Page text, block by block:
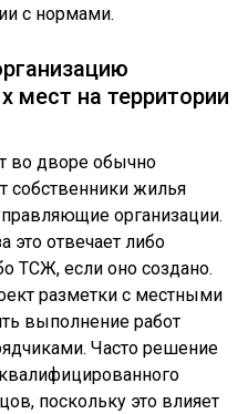
с нормами.
мест на территории
во дворе обычно
собственники жилья
организации.
это отвечает либо
ТСЖ, если оно создано.
разметки с местными
выполнение работ
Часто решение
поскольку это влияет